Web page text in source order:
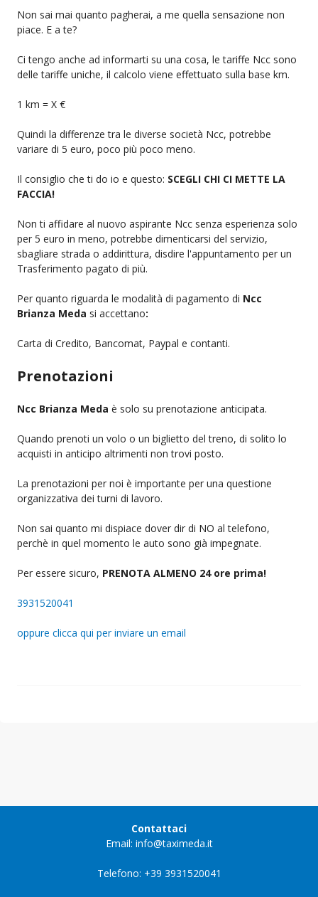
Non sai mai quanto pagherai, a me quella sensazione non
piace. E a te?
Ci tengo anche ad informarti su una cosa, le tariffe Ncc sono
delle tariffe uniche, il calcolo viene effettuato sulla base km.
1 km = X €
Quindi la differenze tra le diverse società Ncc, potrebbe
variare di 5 euro, poco più poco meno.
Il consiglio che ti do io e questo: SCEGLI CHI CI METTE LA
FACCIA!
Non ti affidare al nuovo aspirante Ncc senza esperienza solo
per 5 euro in meno, potrebbe dimenticarsi del servizio,
sbagliare strada o addirittura, disdire l'appuntamento per un
Trasferimento pagato di più.
Per quanto riguarda le modalità di pagamento di Ncc
Brianza Meda si accettano:
Carta di Credito, Bancomat, Paypal e contanti.
Prenotazioni
Ncc Brianza Meda è solo su prenotazione anticipata.
Quando prenoti un volo o un biglietto del treno, di solito lo
acquisti in anticipo altrimenti non trovi posto.
La prenotazioni per noi è importante per una questione
organizzativa dei turni di lavoro.
Non sai quanto mi dispiace dover dir di NO al telefono,
perchè in quel momento le auto sono già impegnate.
Per essere sicuro, PRENOTA ALMENO 24 ore prima!
3931520041
oppure clicca qui per inviare un email
Contattaci
Email: info@taximeda.it
Telefono: +39 3931520041